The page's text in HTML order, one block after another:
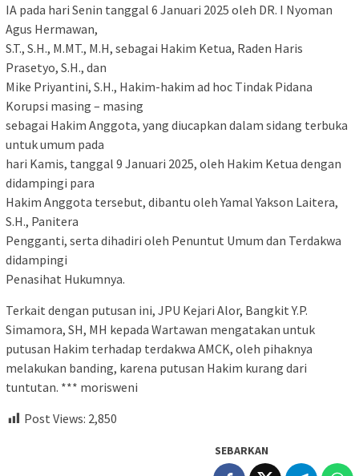
IA pada hari Senin tanggal 6 Januari 2025 oleh DR. I Nyoman
Agus Hermawan,
S.T., S.H., M.MT., M.H, sebagai Hakim Ketua, Raden Haris
Prasetyo, S.H., dan
Mike Priyantini, S.H., Hakim-hakim ad hoc Tindak Pidana
Korupsi masing – masing
sebagai Hakim Anggota, yang diucapkan dalam sidang terbuka
untuk umum pada
hari Kamis, tanggal 9 Januari 2025, oleh Hakim Ketua dengan
didampingi para
Hakim Anggota tersebut, dibantu oleh Yamal Yakson Laitera,
S.H., Panitera
Pengganti, serta dihadiri oleh Penuntut Umum dan Terdakwa
didampingi
Penasihat Hukumnya.
Terkait dengan putusan ini, JPU Kejari Alor, Bangkit Y.P.
Simamora, SH, MH kepada Wartawan mengatakan untuk
putusan Hakim terhadap terdakwa AMCK, oleh pihaknya
melakukan banding, karena putusan Hakim kurang dari
tuntutan. *** morisweni
Post Views: 2,850
SEBARKAN